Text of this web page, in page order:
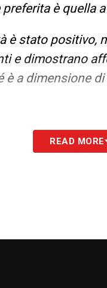
è quella
è stato positivo,
e dimostrano
a dimensione
di Bierhoff
Fernandes,
READ MORE